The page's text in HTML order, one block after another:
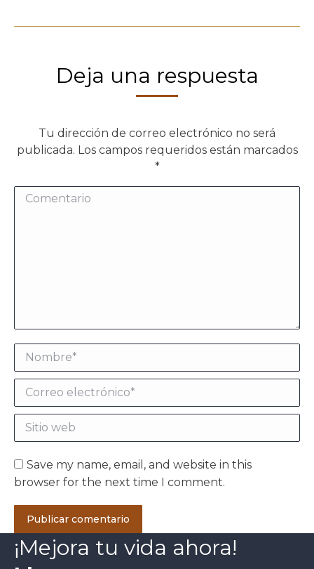
Deja una respuesta
Tu dirección de correo electrónico no será
publicada. Los campos requeridos están marcados
*
Comentario
Nombre *
Correo electrónico *
Sitio web
Save my name, email, and website in this
browser for the next time I comment.
Publicar comentario
¡Mejora tu vida ahora!